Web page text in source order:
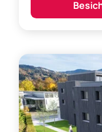
Lauterach,